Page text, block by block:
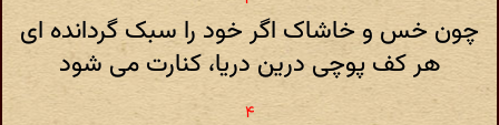
چون خس و خاشاک اگر خود را سبک گردانده ای
هر کف پوچی درین دریا، کنارت می شود